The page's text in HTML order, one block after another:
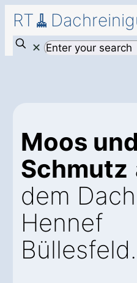
✕
Moos und
Schmutz
dem
Hennef
Büllesfeld.